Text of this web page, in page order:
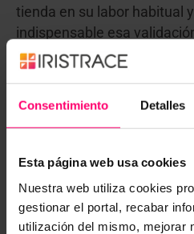
Consentimiento Detalles
Esta página web usa cookies
Nuestra web utiliza cookies
gestionar el portal, recabar
utilización del mismo, mejorar
tienda en su labor habitual
indispensable esa
8. Publica los resultados
Una vez validadas las
marca o los propietarios
comentarios, y
esto les ayudará en la
incentivos apropiado y
que cada establecimientos